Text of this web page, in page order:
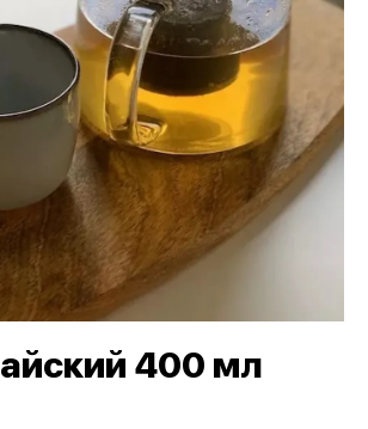
400 мл